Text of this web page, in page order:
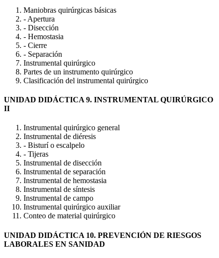
Maniobras quirúrgicas básicas
- Apertura
- Disección
- Hemostasia
- Cierre
- Separación
Instrumental quirúrgico
Partes de un instrumento quirúrgico
Clasificación del instrumental quirúrgico
UNIDAD DIDÁCTICA 9. INSTRUMENTAL QUIRÚRGICO
II
Instrumental quirúrgico general
Instrumental de diéresis
- Bisturí o escalpelo
- Tijeras
Instrumental de disección
Instrumental de separación
Instrumental de hemostasia
Instrumental de síntesis
Instrumental de campo
Instrumental quirúrgico auxiliar
Conteo de material quirúrgico
UNIDAD DIDÁCTICA 10. PREVENCIÓN DE RIESGOS
LABORALES EN SANIDAD